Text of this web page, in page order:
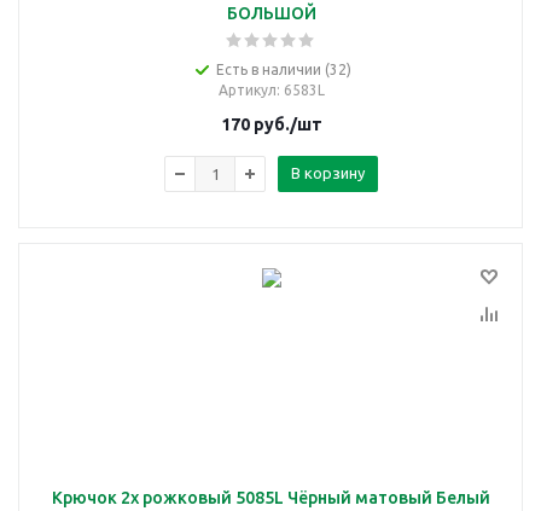
БОЛЬШОЙ
Есть в наличии (32)
Артикул: 6583L
170руб./шт
В корзину
Крючок 2х рожковый 5085L Чёрный матовый Белый